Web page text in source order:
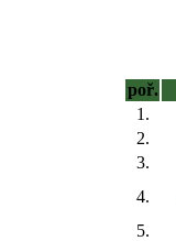
poř.
1.
2.
3.
4.
5.